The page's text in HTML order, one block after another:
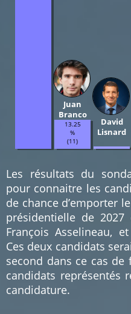
Juan
Branco
13.25
%
(11)
David
Lisnard
1.2
Les résultats du
pour connaitre les
de chance d’emporter
présidentielle de
François Asselineau,
Ces deux candidats
second dans ce cas
candidats représentés
candidature.